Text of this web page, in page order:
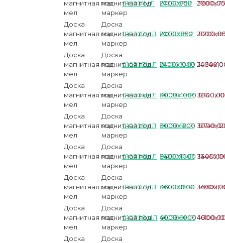
магнитная под
мел
010301МЛ 2000х750 7600,00
Доска
магнитная под
мел
010302МЛ 2000х850
Доска
магнитная под
мел
010303МЛ 2400х1000
Доска
магнитная под
мел
010304МЛ 3000х1000 12140,00
Доска
магнитная под
мел
010305МЛ 3000х1200
Доска
магнитная под
мел
010306МЛ 3400х1000
Доска
магнитная под
мел
010307МЛ 3600х1200
Доска
магнитная под
мел
010308МЛ 4000х1000
Доска
магнитная под
маркер
010301МР
Доска
магнитная под
маркер
010302МР
Доска
магнитная под
маркер
010303МР
Доска
магнитная под
маркер
010304МР
Доска
магнитная под
маркер
010305МР
Доска
магнитная под
маркер
010306МР
Доска
магнитная под
маркер
010307МР
Доска
магнитная под
маркер
010308МР
Доска